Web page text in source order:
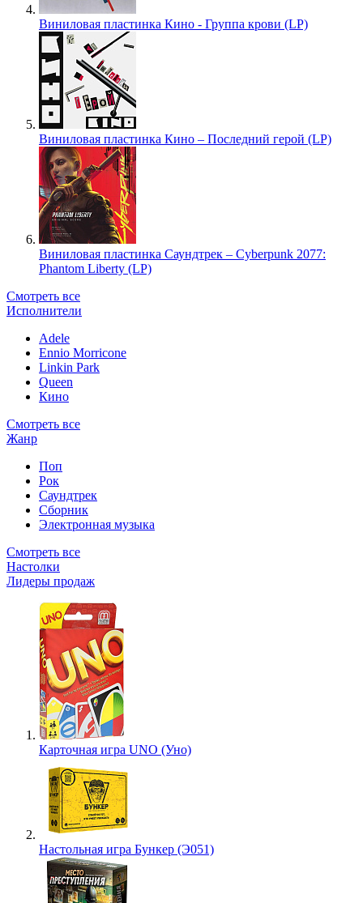
Виниловая пластинка Кино - Группа крови (LP)
Виниловая пластинка Кино – Последний герой (LP)
Виниловая пластинка Саундтрек – Cyberpunk 2077:
Phantom Liberty (LP)
Смотреть все
Исполнители
Adele
Ennio Morricone
Linkin Park
Queen
Кино
Смотреть все
Жанр
Поп
Рок
Саундтрек
Сборник
Электронная музыка
Смотреть все
Настолки
Лидеры продаж
Карточная игра UNO (Уно)
Настольная игра Бункер (Э051)